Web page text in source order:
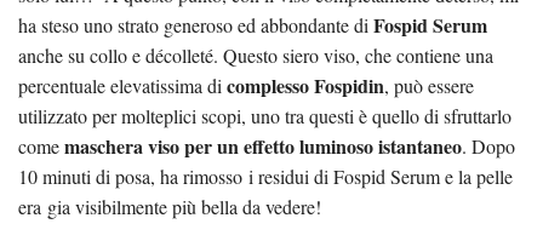
ha steso uno strato generoso ed abbondante di Fospid Serum
anche su collo e décolleté. Questo siero viso, che contiene una
percentuale elevatissima di complesso Fospidin, può essere
utilizzato per molteplici scopi, uno tra questi è quello di sfruttarlo
comemaschera viso per un effetto luminoso istantaneo. Dopo
10 minuti di posa, ha rimosso i residui di Fospid Serum e la pelle
era gia visibilmente più bella da vedere!